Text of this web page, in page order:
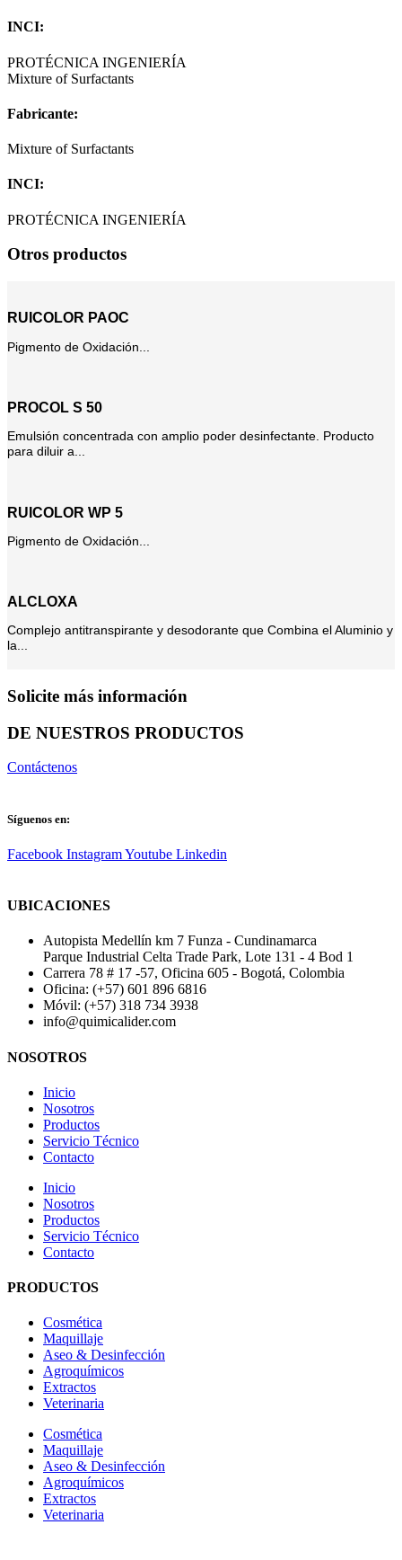
INCI:
PROTÉCNICA INGENIERÍA
Mixture of Surfactants
Fabricante:
Mixture of Surfactants
INCI:
PROTÉCNICA INGENIERÍA
Otros productos
RUICOLOR PAOC
Pigmento de Oxidación...
PROCOL S 50
Emulsión concentrada con amplio poder desinfectante. Producto
para diluir a...
RUICOLOR WP 5
Pigmento de Oxidación...
ALCLOXA
Complejo antitranspirante y desodorante que Combina el Aluminio y
la...
Solicite más información
DE NUESTROS PRODUCTOS
Contáctenos
Síguenos en:
Facebook InstagramYoutube Linkedin
UBICACIONES
Autopista Medellín km 7 Funza - Cundinamarca
Parque Industrial Celta Trade Park, Lote 131 - 4 Bod 1
Carrera 78 # 17 -57, Oficina 605 - Bogotá, Colombia
Oficina: (+57) 601 896 6816
Móvil: (+57) 318 734 3938
info@quimicalider.com
NOSOTROS
Inicio
Nosotros
Productos
Servicio Técnico
Contacto
Inicio
Nosotros
Productos
Servicio Técnico
Contacto
PRODUCTOS
Cosmética
Maquillaje
Aseo & Desinfección
Agroquímicos
Extractos
Veterinaria
Cosmética
Maquillaje
Aseo & Desinfección
Agroquímicos
Extractos
Veterinaria